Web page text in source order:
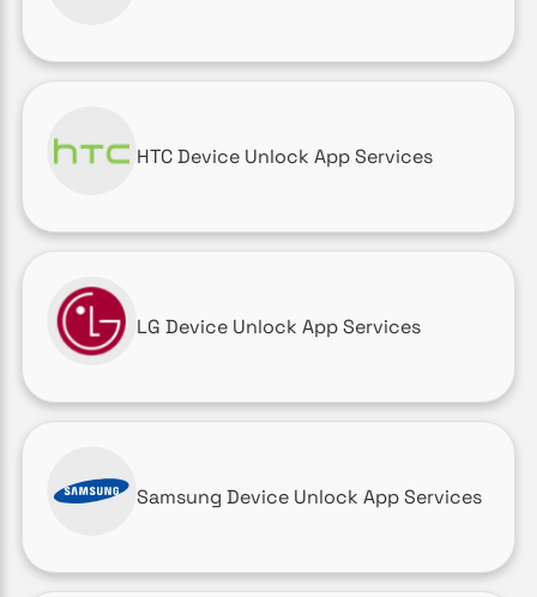
HTC Device Unlock App Services
LG Device Unlock App Services
Samsung Device Unlock App Services